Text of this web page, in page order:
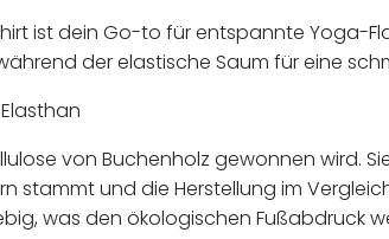
ist dein Go-to für entspannte Yoga-
der elastische Saum für eine
von Buchenholz gewonnen wird.
und die Herstellung im
was den ökologischen Fußabdruck